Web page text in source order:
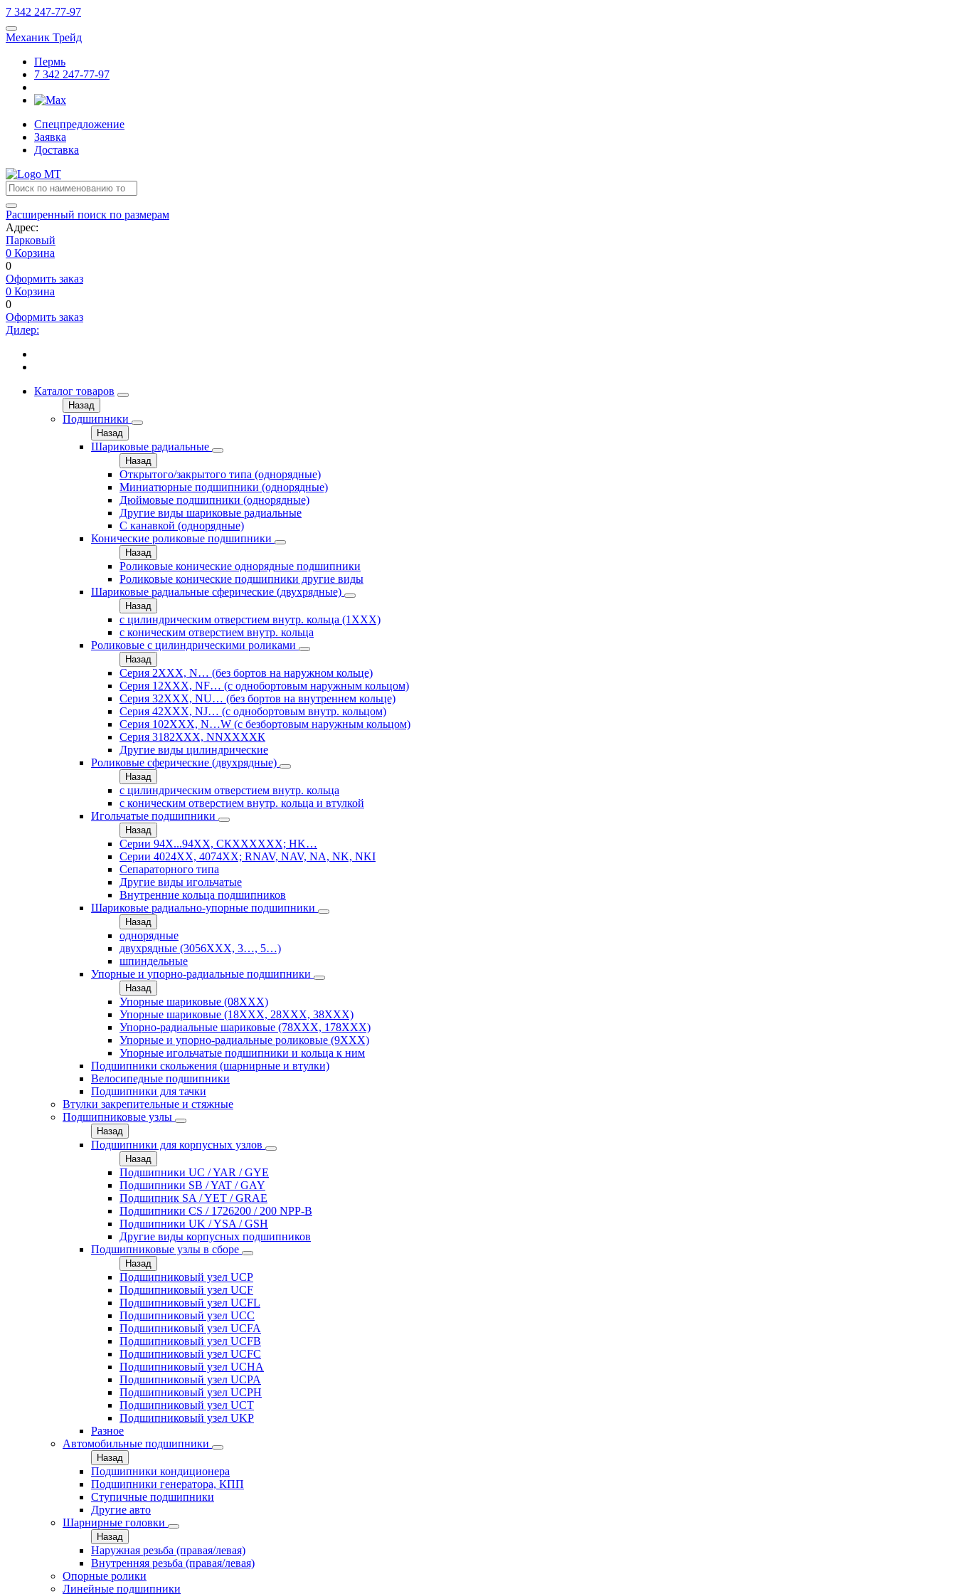
7 342 247-77-97
Механик Трейд
Пермь
7 342 247-77-97
Спецпредложение
Заявка
Доставка
Расширенный поиск по размерам
Адрес:
Парковый
0 Корзина
0
Оформить заказ
0 Корзина
0
Оформить заказ
Дилер:
Каталог товаров
Назад
Подшипники
Назад
Шариковые радиальные
Назад
Открытого/закрытого типа (однорядные)
Миниатюрные подшипники (однорядные)
Дюймовые подшипники (однорядные)
Другие виды шариковые радиальные
С канавкой (однорядные)
Конические роликовые подшипники
Назад
Роликовые конические однорядные подшипники
Роликовые конические подшипники другие виды
Шариковые радиальные сферические (двухрядные)
Назад
с цилиндрическим отверстием внутр. кольца (1ХХХ)
с коническим отверстием внутр. кольца
Роликовые с цилиндрическими роликами
Назад
Серия 2ХХХ, N… (без бортов на наружном кольце)
Серия 12ХХХ, NF… (с однобортовым наружным кольцом)
Серия 32ХХХ, NU… (без бортов на внутреннем кольце)
Серия 42ХХХ, NJ… (с однобортовым внутр. кольцом)
Серия 102ХХХ, N…W (с безбортовым наружным кольцом)
Серия 3182ХХХ, NNХХХХК
Другие виды цилиндрические
Роликовые сферические (двухрядные)
Назад
с цилиндрическим отверстием внутр. кольца
с коническим отверстием внутр. кольца и втулкой
Игольчатые подшипники
Назад
Серии 94Х...94ХХ, СКХХХХХХ; HK…
Серии 4024ХХ, 4074ХХ; RNAV, NAV, NA, NK, NKI
Сепараторного типа
Другие виды игольчатые
Внутренние кольца подшипников
Шариковые радиально-упорные подшипники
Назад
однорядные
двухрядные (3056ХХХ, 3…, 5…)
шпиндельные
Упорные и упорно-радиальные подшипники
Назад
Упорные шариковые (08XXX)
Упорные шариковые (18XXX, 28XXХ, 38ХХХ)
Упорно-радиальные шариковые (78XXX, 178ХХХ)
Упорные и упорно-радиальные роликовые (9ХХХ)
Упорные игольчатые подшипники и кольца к ним
Подшипники скольжения (шарнирные и втулки)
Велосипедные подшипники
Подшипники для тачки
Втулки закрепительные и стяжные
Подшипниковые узлы
Назад
Подшипники для корпусных узлов
Назад
Подшипники UC / YAR / GYE
Подшипники SB / YAT / GAY
Подшипник SA / YET / GRAE
Подшипники CS / 1726200 / 200 NPP-B
Подшипники UK / YSA / GSH
Другие виды корпусных подшипников
Подшипниковые узлы в сборе
Назад
Подшипниковый узел UCP
Подшипниковый узел UCF
Подшипниковый узел UCFL
Подшипниковый узел UCC
Подшипниковый узел UCFA
Подшипниковый узел UCFB
Подшипниковый узел UCFC
Подшипниковый узел UCHA
Подшипниковый узел UCPA
Подшипниковый узел UCPH
Подшипниковый узел UCT
Подшипниковый узел UKP
Разное
Автомобильные подшипники
Назад
Подшипники кондиционера
Подшипники генератора, КПП
Ступичные подшипники
Другие авто
Шарнирные головки
Назад
Наружная резьба (правая/левая)
Внутренняя резьба (правая/левая)
Опорные ролики
Линейные подшипники